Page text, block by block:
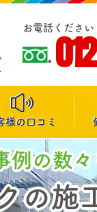
お電話くださ
様の口コミ
例の数
の施